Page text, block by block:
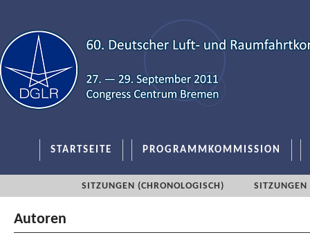
STARTSEITE PROGRAMMKOMMISSION
SITZUNGEN (CHRONOLOGISCH) SITZUNGEN
Autoren